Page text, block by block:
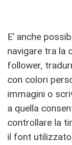
E’ anche
navigare tra la
follower,
con colori
immagini o
a quella
controllare la
il font